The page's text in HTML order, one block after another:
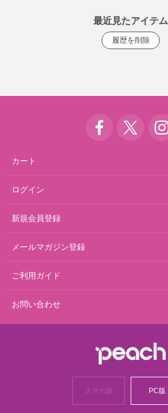
最近見たアイテム
カート
ログイン
新規会員登録
メールマガジン登録
ご利用ガイド
お問い合わせ
スマホ版 PC版